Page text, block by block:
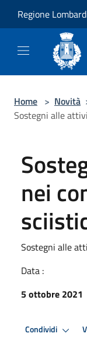
Regione
Home > Novità
Sostegni alle
nei
Sostegni alle
Data :
5 ottobre 2021
Condividi